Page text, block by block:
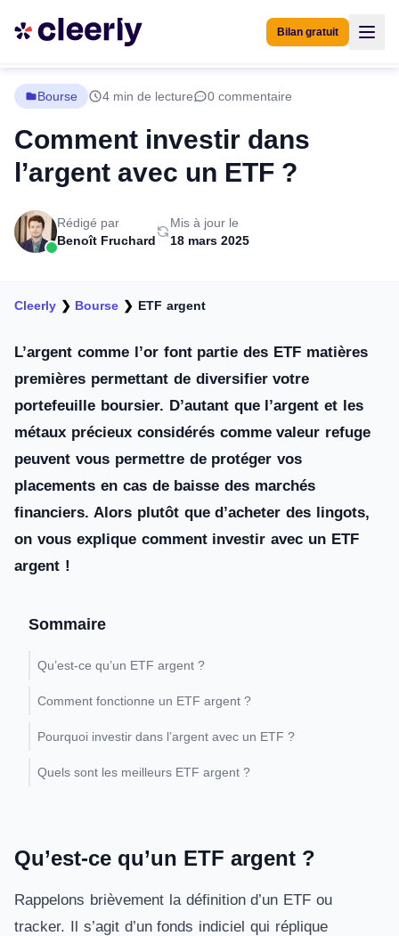
Bilan gratuit
Bourse 4 min de lecture 0 commentaire
Comment investir dans
l’argent avec un ETF ?
Rédigé par
Benoît Fruchard
Mis à jour le
18 mars 2025
Cleerly ❯ Bourse ❯ ETF argent
L’argent comme l’or font partie des ETF matières
premières permettant de diversifier votre
portefeuille boursier. D’autant que l’argent et les
métaux précieux considérés comme valeur refuge
peuvent vous permettre de protéger vos
placements en cas de baisse des marchés
financiers. Alors plutôt que d’acheter des lingots,
on vous explique comment investir avec un ETF
argent !
Sommaire
Qu’est-ce qu’un ETF argent ?
Comment fonctionne un ETF argent ?
Pourquoi investir dans l’argent avec un ETF ?
Quels sont les meilleurs ETF argent ?
Qu’est-ce qu’un ETF argent ?
Rappelons brièvement la définition d’un ETF ou
tracker. Il s’agit d’un fonds indiciel qui réplique